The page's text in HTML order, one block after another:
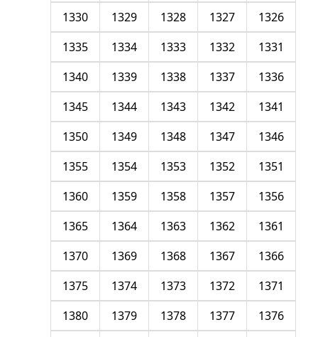
1326
1327
1328
1329
1330
1331
1332
1333
1334
1335
1336
1337
1338
1339
1340
1341
1342
1343
1344
1345
1346
1347
1348
1349
1350
1351
1352
1353
1354
1355
1356
1357
1358
1359
1360
1361
1362
1363
1364
1365
1366
1367
1368
1369
1370
1371
1372
1373
1374
1375
1376
1377
1378
1379
1380